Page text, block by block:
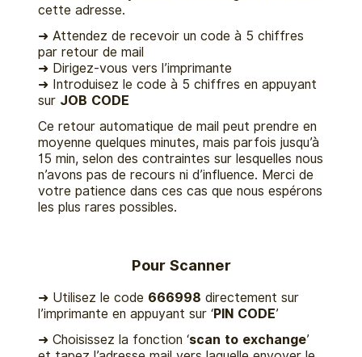
cette adresse.
➜ Attendez de recevoir un code à 5 chiffres
par retour de mail
➜ Dirigez-vous vers l’imprimante
➜ Introduisez le code à 5 chiffres en appuyant
sur JOB CODE
Ce retour automatique de mail peut prendre en
moyenne quelques minutes, mais parfois jusqu’à
15 min, selon des contraintes sur lesquelles nous
n’avons pas de recours ni d’influence. Merci de
votre patience dans ces cas que nous espérons
les plus rares possibles.
Pour Scanner
➜ Utilisez le code 666998 directement sur
l’imprimante en appuyant sur ‘PIN CODE’
➜ Choisissez la fonction ‘scan to exchange’